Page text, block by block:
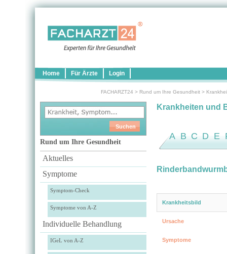
Home Für Ärzte Login
FACHARZT24 > Rund um Ihre Gesundheit >
Rund um Ihre Gesundheit
Aktuelles
Symptome
Symptom-Check
Symptome von A-Z
Individuelle Behandlung
IGeL von A-Z
Krankheiten und
A B C D E
Krankheitsbild
Ursache
Symptome